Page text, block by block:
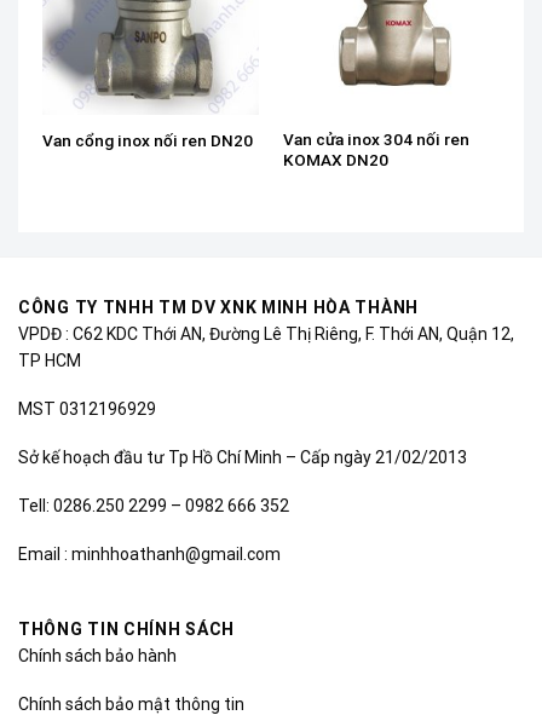
Van cổng inox nối ren DN20
Van cửa inox 304 nối ren
KOMAX DN20
CÔNG TY TNHH TM DV XNK MINH HÒA THÀNH
VPDĐ : C62 KDC Thới AN, Đường Lê Thị Riêng, F. Thới AN, Quận 12,
TP HCM
MST 0312196929
Sở kế hoạch đầu tư Tp Hồ Chí Minh – Cấp ngày 21/02/2013
Tell: 0286.250 2299 – 0982 666 352
Email : minhhoathanh@gmail.com
THÔNG TIN CHÍNH SÁCH
Chính sách bảo hành
Chính sách bảo mật thông tin